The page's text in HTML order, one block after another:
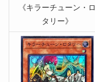
《キラーチューン・ロ
タリー》